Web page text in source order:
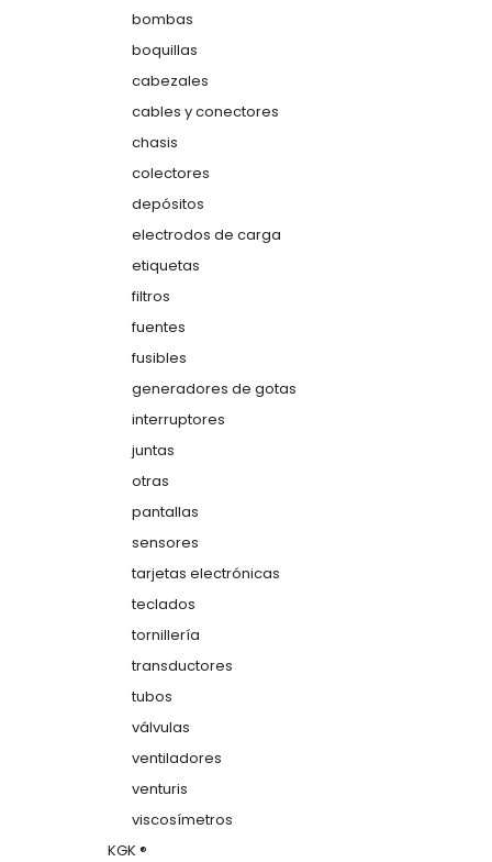
bombas
boquillas
cabezales
cables y conectores
chasis
colectores
depósitos
electrodos de carga
etiquetas
filtros
fuentes
fusibles
generadores de gotas
interruptores
juntas
otras
pantallas
sensores
tarjetas electrónicas
teclados
tornillería
transductores
tubos
válvulas
ventiladores
venturis
viscosímetros
KGK ®